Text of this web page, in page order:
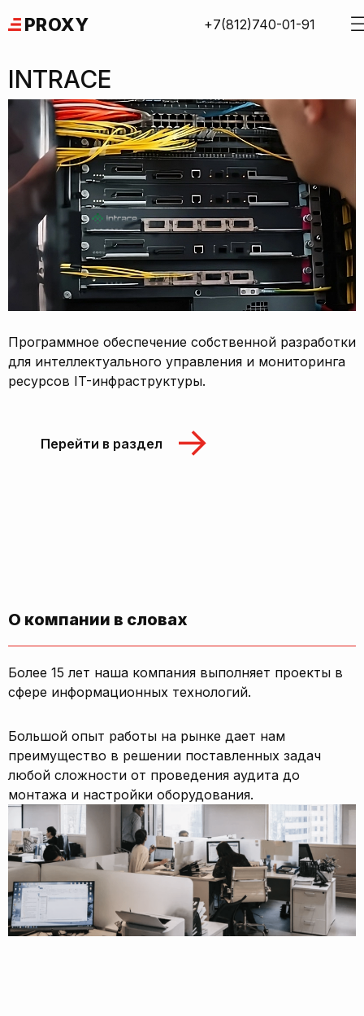
to
PROXY +7(812)740-01-91
INTRACE
Программное обеспечение собственной разработки
для интеллектуального управления и мониторинга
ресурсов IT-инфраструктуры.
Перейти в раздел
О компании в словах
Более 15 лет наша компания выполняет проекты в
сфере информационных технологий.
Большой опыт работы на рынке дает нам
преимущество в решении поставленных задач
любой сложности от проведения аудита до
монтажа и настройки оборудования.